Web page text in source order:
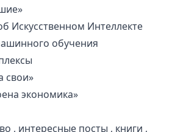
Искусственном Интеллекте
обучения
свои»
экономика»
, интересные посты , книги ,